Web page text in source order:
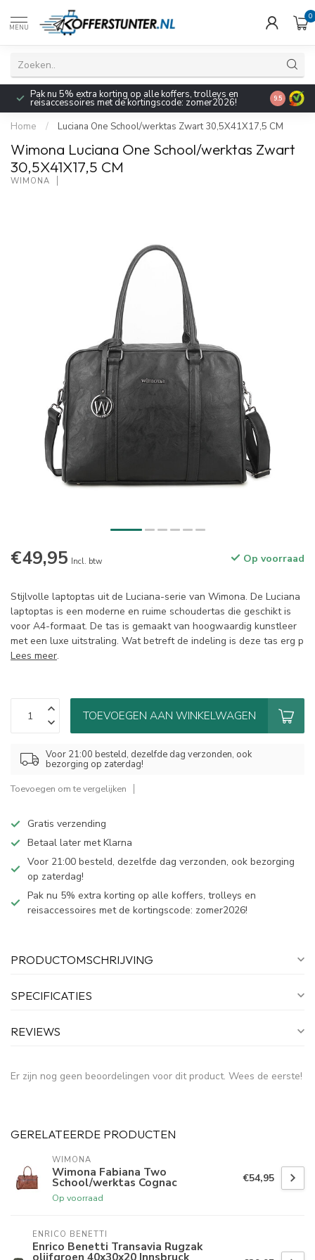
MENU
0
Pak nu 5% extra korting op alle koffers, trolleys en
reisaccessoires met de kortingscode: zomer2026! 9.5
Home / Luciana One School/werktas Zwart 30,5X41X17,5 CM
Wimona Luciana One School/werktas Zwart
30,5X41X17,5 CM
WIMONA
€49,95 Incl. btw Op voorraad
Stijlvolle laptoptas uit de Luciana-serie van Wimona. De Luciana
laptoptas is een moderne en ruime schoudertas die geschikt is
voor A4-formaat. De tas is gemaakt van hoogwaardig kunstleer
met een luxe uitstraling. Wat betreft de indeling is deze tas erg p
Lees meer.
TOEVOEGEN AAN WINKELWAGEN
Voor 21:00 besteld, dezelfde dag verzonden, ook
bezorging op zaterdag!
Toevoegen om te vergelijken
Gratis verzending
Betaal later met Klarna
Voor 21:00 besteld, dezelfde dag verzonden, ook bezorging
op zaterdag!
Pak nu 5% extra korting op alle koffers, trolleys en
reisaccessoires met de kortingscode: zomer2026!
PRODUCTOMSCHRIJVING
SPECIFICATIES
REVIEWS
Er zijn nog geen beoordelingen voor dit product. Wees de eerste!
GERELATEERDE PRODUCTEN
WIMONA
Wimona Fabiana Two
School/werktas Cognac
Op voorraad
€54,95
ENRICO BENETTI
Enrico Benetti Transavia Rugzak
olijfgroen 40x30x20 Innsbruck